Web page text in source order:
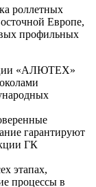
роллетных
Европе,
профильных
«АЛЮТЕХ»
гарантируют
ГК
этапах,
процессы в